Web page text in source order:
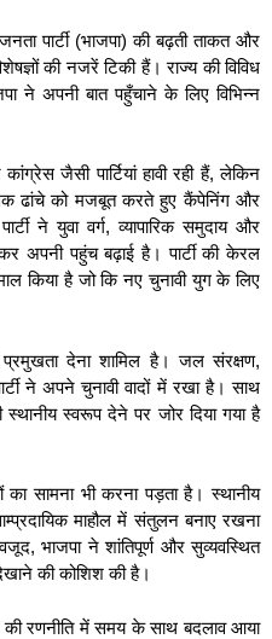
पार्टी (भाजपा) की बढ़ती ताकत और
की नजरें टिकी हैं। राज्य की विविध
ने अपनी बात पहुँचाने के लिए विभिन्न
जैसी पार्टियां हावी रही हैं, लेकिन
ढांचे को मजबूत करते हुए कैंपेनिंग और
ने युवा वर्ग, व्यापारिक समुदाय और
अपनी पहुंच बढ़ाई है। पार्टी की केरल
किया है जो कि नए चुनावी युग के लिए
प्रमुखता देना शामिल है। जल संरक्षण,
ने अपने चुनावी वादों में रखा है। साथ
स्थानीय स्वरूप देने पर जोर दिया गया है
का सामना भी करना पड़ता है। स्थानीय
माहौल में संतुलन बनाए रखना
भाजपा ने शांतिपूर्ण और सुव्यवस्थित
की कोशिश की है।
रणनीति में समय के साथ बदलाव आया